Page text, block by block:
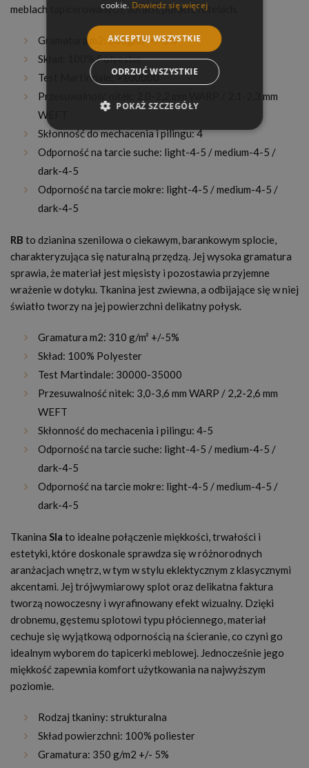
meblach tapicerowanych, sofach, pufach, fotelach.
Gramatura m2: 380g/m² +/-5%
Skład: 100% Polyester
Test Martindale: >100000
Przesuwalność nitek: 2,0-2,2 mm WARP / 2,1-2,3 mm
WEFT
Skłonność do mechacenia i pilingu: 4
Odporność na tarcie suche: light-4-5 / medium-4-5 /
dark-4-5
Odporność na tarcie mokre: light-4-5 / medium-4-5 /
dark-4-5
RB to dzianina szenilowa o ciekawym, barankowym splocie,
charakteryzująca się naturalną przędzą. Jej wysoka gramatura
sprawia, że materiał jest mięsisty i pozostawia przyjemne
wrażenie w dotyku. Tkanina jest zwiewna, a odbijające się w niej
światło tworzy na jej powierzchni delikatny połysk.
Gramatura m2: 310 g/m² +/-5%
Skład: 100% Polyester
Test Martindale: 30000-35000
Przesuwalność nitek: 3,0-3,6 mm WARP / 2,2-2,6 mm
WEFT
Skłonność do mechacenia i pilingu: 4-5
Odporność na tarcie suche: light-4-5 / medium-4-5 /
dark-4-5
Odporność na tarcie mokre: light-4-5 / medium-4-5 /
dark-4-5
Tkanina Sla to idealne połączenie miękkości, trwałości i
estetyki, które doskonale sprawdza się w różnorodnych
aranżacjach wnętrz, w tym w stylu eklektycznym z klasycznymi
akcentami. Jej trójwymiarowy splot oraz delikatna faktura
tworzą nowoczesny i wyrafinowany efekt wizualny. Dzięki
drobnemu, gęstemu splotowi typu płóciennego, materiał
cechuje się wyjątkową odpornością na ścieranie, co czyni go
idealnym wyborem do tapicerki meblowej. Jednocześnie jego
miękkość zapewnia komfort użytkowania na najwyższym
poziomie.
Rodzaj tkaniny: strukturalna
Skład powierzchni: 100% poliester
Gramatura: 350 g/m2 +/- 5%
cookie. Dowiedz się więcej
AKCEPTUJ WSZYSTKIE
ODRZUĆ WSZYSTKIE
POKAŻ SZCZEGÓŁY